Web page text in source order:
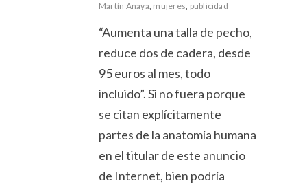
Martín Anaya, mujeres, publicidad
“Aumenta una talla de pecho,
reduce dos de cadera, desde
95 euros al mes, todo
incluido”. Si no fuera porque
se citan explícitamente
partes de la anatomía humana
en el titular de este anuncio
de Internet, bien podría